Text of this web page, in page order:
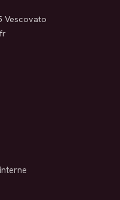
Vescovato